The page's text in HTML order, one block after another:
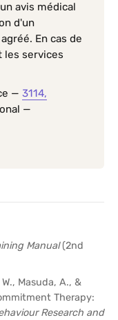
avis médical
d'un
En cas de
les services
— 3114,
—
Manual(2nd
Masuda, A., &
Therapy:
Research and